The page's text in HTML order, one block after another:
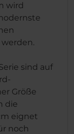
wird
sind auf
Größe
die
eignet
noch